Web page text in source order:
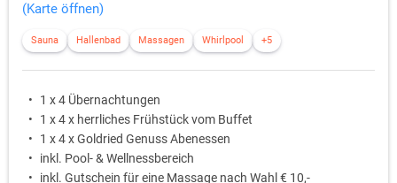
(Karte öffnen)
Sauna Hallenbad Massagen Whirlpool +5
1 x 4 Übernachtungen
1 x 4 x herrliches Frühstück vom Buffet
1 x 4 x Goldried Genuss Abenessen
inkl. Pool- & Wellnessbereich
inkl. Gutschein für eine Massage nach Wahl € 10,-